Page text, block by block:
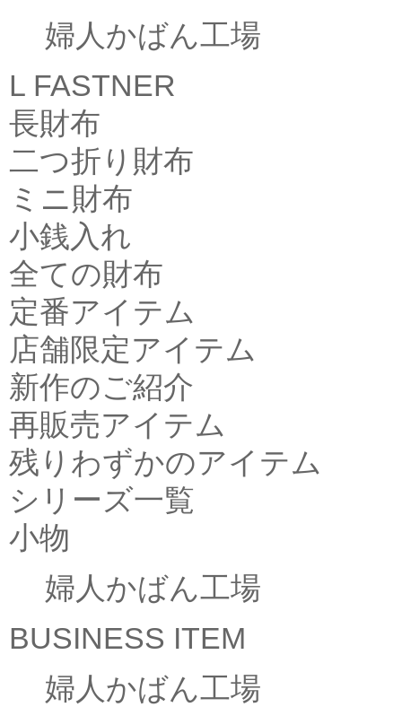
婦人かばん工場
L FASTNER
長財布
二つ折り財布
ミニ財布
小銭入れ
全ての財布
定番アイテム
店舗限定アイテム
新作のご紹介
再販売アイテム
残りわずかのアイテム
シリーズ一覧
小物
婦人かばん工場
BUSINESS ITEM
婦人かばん工場